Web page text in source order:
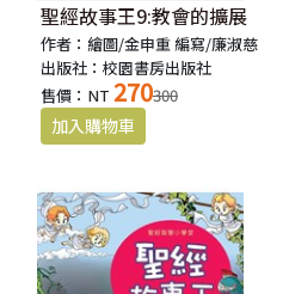
聖經故事王9:教會的擴展
作者：繪圖/金申重 編寫/廉淑慈
出版社：校園書房出版社
售價：NT 270300